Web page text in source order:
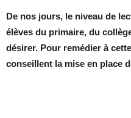
De nos jours, le niveau de
élèves du primaire, du
désirer. Pour remédier à
conseillent la mise en place